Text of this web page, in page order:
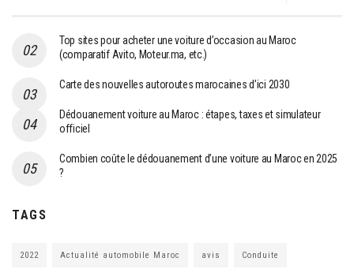
Top sites pour acheter une voiture d’occasion au Maroc
(comparatif Avito, Moteur.ma, etc.)
Carte des nouvelles autoroutes marocaines d’ici 2030
Dédouanement voiture au Maroc : étapes, taxes et simulateur
officiel
Combien coûte le dédouanement d’une voiture au Maroc en 2025
?
TAGS
2022 Actualité automobile Maroc avis Conduite